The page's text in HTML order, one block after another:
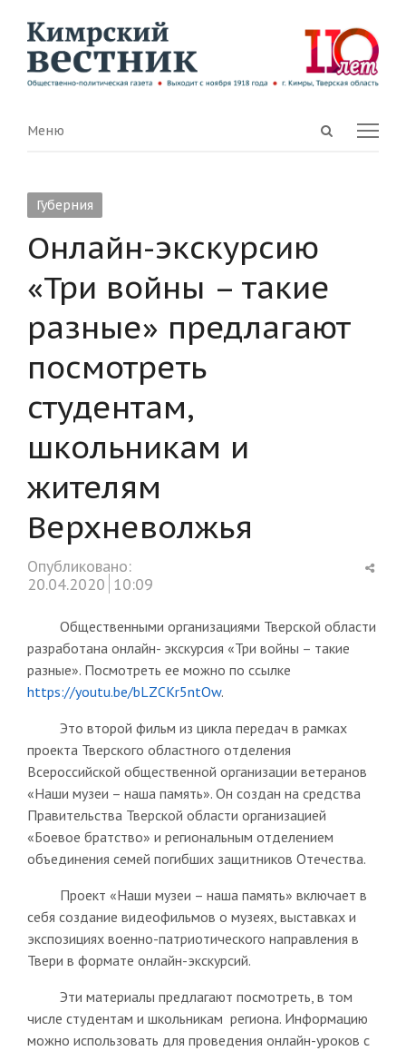
Open
Menu
Меню
Губерния
Онлайн-экскурсию
«Три войны – такие
разные» предлагают
посмотреть
студентам,
школьникам и
жителям
Верхневолжья
Опубликовано:
20.04.2020 10:09
Общественными организациями Тверской области
разработана онлайн- экскурсия «Три войны – такие
разные». Посмотреть ее можно по ссылке
https://youtu.be/bLZCKr5ntOw.
Это второй фильм из цикла передач в рамках
проекта Тверского областного отделения
Всероссийской общественной организации ветеранов
«Наши музеи – наша память». Он создан на средства
Правительства Тверской области организацией
«Боевое братство» и региональным отделением
объединения семей погибших защитников Отечества.
Проект «Наши музеи – наша память» включает в
себя создание видеофильмов о музеях, выставках и
экспозициях военно-патриотического направления в
Твери в формате онлайн-экскурсий.
Эти материалы предлагают посмотреть, в том
числе студентам и школьникам региона. Информацию
можно использовать для проведения онлайн-уроков с